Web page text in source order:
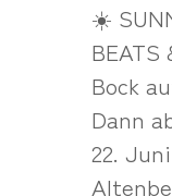
☀️
BEATS
Bock
Dann
22.